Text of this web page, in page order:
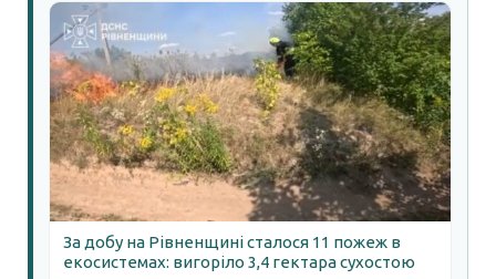
За добу на Рівненщині сталося 11 пожеж в
екосистемах: вигоріло 3,4 гектара сухостою